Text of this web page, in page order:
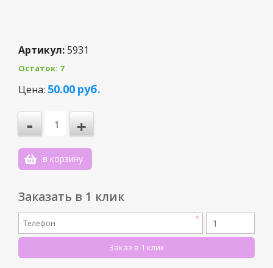
Артикул:5931
Остаток: 7
Цена: 50.00 руб.
3
1
0
-1
+
-
в корзину
Заказать в 1 клик